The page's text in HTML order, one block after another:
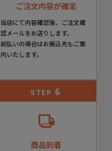
ご注文内容が確定
当店にて内容確認後、ご注文確
認メールをお送りします。
前払いの場合はお振込先もご案
内いたします。
STEP 6
商品到着